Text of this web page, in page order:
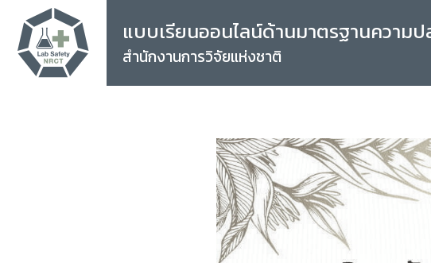
แบบเรียนออนไลน์ด้านมาตรฐานความ
สำนักงานการวิจัยแห่งชาติ